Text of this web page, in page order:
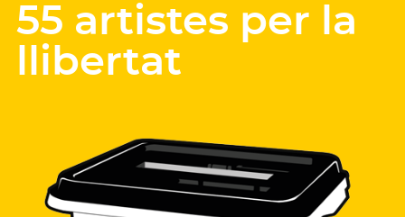
55 artistes per la
llibertat